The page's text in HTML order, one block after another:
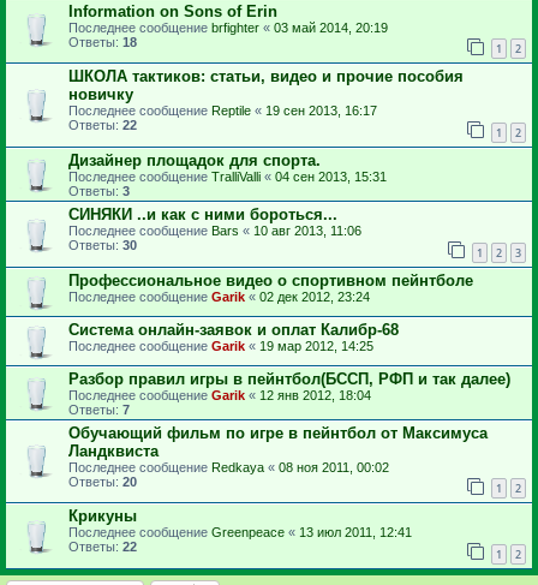
Information on Sons of Erin
Последнее сообщение brfighter « 03 май 2014, 20:19
Ответы: 18 1 2
ШКОЛА тактиков: статьи, видео и прочие пособия
новичку
Последнее сообщение Reptile « 19 сен 2013, 16:17
Ответы: 22 1 2
Дизайнер площадок для спорта.
Последнее сообщение TralliValli « 04 сен 2013, 15:31
Ответы: 3
СИНЯКИ ..и как с ними бороться...
Последнее сообщение Bars « 10 авг 2013, 11:06
Ответы: 30 1 2 3
Профессиональное видео о спортивном пейнтболе
Последнее сообщение Garik « 02 дек 2012, 23:24
Система онлайн-заявок и оплат Калибр-68
Последнее сообщение Garik « 19 мар 2012, 14:25
Разбор правил игры в пейнтбол(БССП, РФП и так далее)
Последнее сообщение Garik « 12 янв 2012, 18:04
Ответы: 7
Обучающий фильм по игре в пейнтбол от Максимуса
Ландквиста
Последнее сообщение Redkaya « 08 ноя 2011, 00:02
Ответы: 20 1 2
Крикуны
Последнее сообщение Greenpeace « 13 июл 2011, 12:41
Ответы: 22 1 2